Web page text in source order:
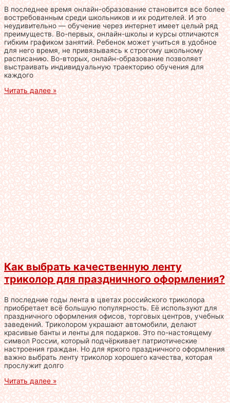
В последнее время онлайн-образование становится все более
востребованным среди школьников и их родителей. И это
неудивительно — обучение через интернет имеет целый ряд
преимуществ. Во-первых, онлайн-школы и курсы отличаются
гибким графиком занятий. Ребенок может учиться в удобное
для него время, не привязываясь к строгому школьному
расписанию. Во-вторых, онлайн-образование позволяет
выстраивать индивидуальную траекторию обучения для
каждого
Читать далее »
Как выбрать качественную ленту
триколор для праздничного оформления?
В последние годы лента в цветах российского триколора
приобретает всё большую популярность. Её используют для
праздничного оформления офисов, торговых центров, учебных
заведений. Триколором украшают автомобили, делают
красивые банты и ленты для подарков. Это по-настоящему
символ России, который подчёркивает патриотические
настроения граждан. Но для яркого праздничного оформления
важно выбрать ленту триколор хорошего качества, которая
прослужит долго
Читать далее »